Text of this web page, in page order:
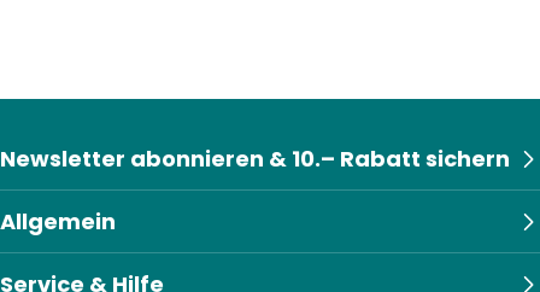
Allgemein
Service & Hilfe
Newsletter abonnieren & 10.– Rabatt sichern